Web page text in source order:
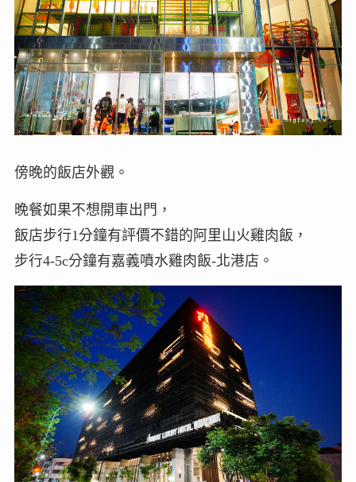
傍晚的飯店外觀。
晚餐如果不想開車出門，
飯店步行1分鐘有評價不錯的阿里山火雞肉飯，
步行4-5c分鐘有嘉義噴水雞肉飯-北港店。